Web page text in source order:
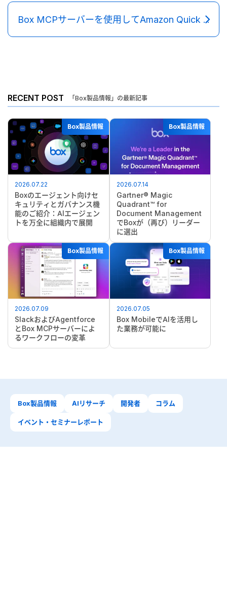
Box MCPサーバーを使用してAmazon Quick Suiteでコンテンツのパワーを解き放つ
RECENT POST 「Box製品情報」の最新記事
Box製品情報
2026.07.22
Boxのエージェント向けセ
キュリティとガバナンス機
能のご紹介：AIエージェン
トを万全に組織内で展開
Box製品情報
2026.07.14
Gartner® Magic
Quadrant™ for
Document Management
でBoxが（再び）リーダー
に選出
Box製品情報
2026.07.09
SlackおよびAgentforce
とBox MCPサーバーによ
るワークフローの変革
Box製品情報
2026.07.05
Box MobileでAIを活用し
た業務が可能に
Box製品情報 AIリサーチ 開発者 コラム
イベント・セミナーレポート